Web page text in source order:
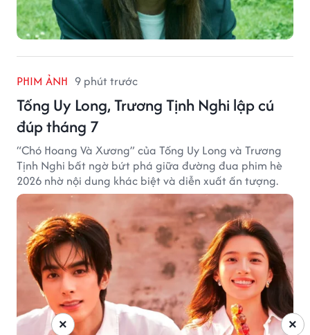
PHIM ẢNH 9 phút trước
Tống Uy Long, Trương Tịnh Nghi lập cú
đúp tháng 7
“Chó Hoang Và Xương” của Tống Uy Long và Trương
Tịnh Nghi bất ngờ bứt phá giữa đường đua phim hè
2026 nhờ nội dung khác biệt và diễn xuất ấn tượng.
×
×